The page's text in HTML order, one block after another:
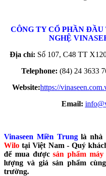
CÔNG TY CỔ PHẦN
NGHỆ
Địa chỉ: Số 107, C48 TT
Telephone: (84) 24 3633
Website:https://
Email:
Vinaseen Miền Trunglà nhà
Wilo tại Việt Nam - Quý
để mua đượcsản phẩm
lượng và giá sản phẩm
trường.